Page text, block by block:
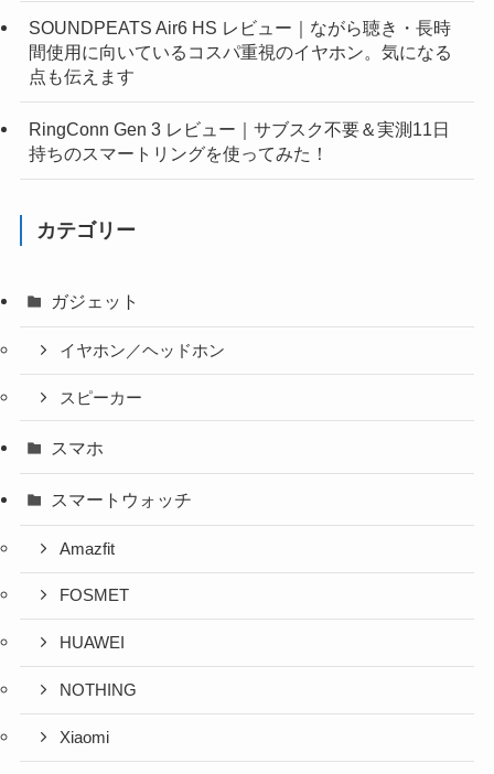
SOUNDPEATS Air6 HS レビュー｜ながら聴き・長時
間使用に向いているコスパ重視のイヤホン。気になる
点も伝えます
RingConn Gen 3 レビュー｜サブスク不要＆実測11日
持ちのスマートリングを使ってみた！
カテゴリー
ガジェット
イヤホン／ヘッドホン
スピーカー
スマホ
スマートウォッチ
Amazfit
FOSMET
HUAWEI
NOTHING
Xiaomi